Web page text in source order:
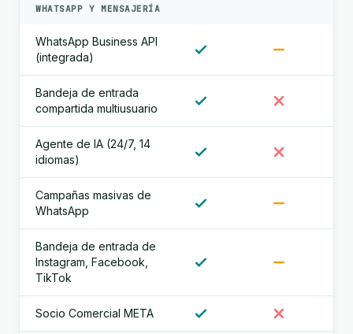
WHATSAPP Y MENSAJERÍA
WhatsApp Business API
(integrada)
Bandeja de entrada
compartida multiusuario
Agente de IA (24/7, 14
idiomas)
Campañas masivas de
WhatsApp
Bandeja de entrada de
Instagram, Facebook,
TikTok
Socio Comercial META